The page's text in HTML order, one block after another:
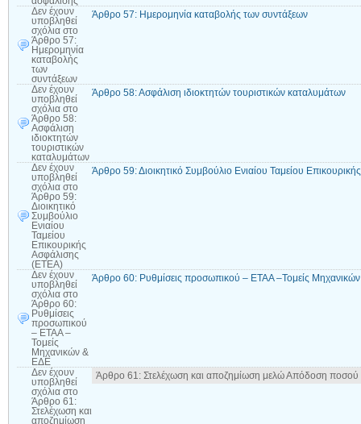
Δεν έχουν
υποβληθεί
σχόλια στο
Άρθρο 57:
Ημερομηνία
καταβολής
των
συντάξεων
Άρθρο 57: Ημερομηνία καταβολής των συντάξεων
Δεν έχουν
υποβληθεί
σχόλια στο
Άρθρο 58:
Ασφάλιση
ιδιοκτητών
τουριστικών
καταλυμάτων
Άρθρο 58: Ασφάλιση ιδιοκτητών τουριστικών καταλυμάτων
Δεν έχουν
υποβληθεί
σχόλια στο
Άρθρο 59:
Διοικητικό
Συμβούλιο
Ενιαίου
Ταμείου
Επικουρικής
Ασφάλισης
(ΕΤΕΑ)
Άρθρο 59: Διοικητικό Συμβούλιο Ενιαίου Ταμείου
Δεν έχουν
υποβληθεί
σχόλια στο
Άρθρο 60:
Ρυθμίσεις
προσωπικού
– ΕΤΑΑ –
Τομείς
Μηχανικών &
ΕΔΕ
Άρθρο 60: Ρυθμίσεις προσωπικού – ΕΤΑΑ –Τομείς
Δεν έχουν
υποβληθεί
σχόλια στο
Άρθρο 61:
Στελέχωση και
αποζημίωση
Άρθρο 61: Στελέχωση και αποζημίωση μελώ Απόδοση ποσού